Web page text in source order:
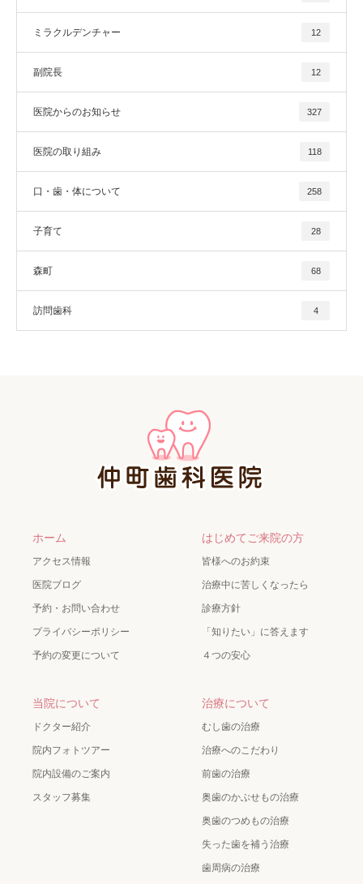
ミラクルデンチャー 12
副院長 12
医院からのお知らせ 327
医院の取り組み 118
口・歯・体について 258
子育て 28
森町 68
訪問歯科 4
ホーム
アクセス情報
医院ブログ
予約・お問い合わせ
プライバシーポリシー
予約の変更について
はじめてご来院の方
皆様へのお約束
治療中に苦しくなったら
診療方針
「知りたい」に答えます
４つの安心
当院について
ドクター紹介
院内フォトツアー
院内設備のご案内
スタッフ募集
治療について
むし歯の治療
治療へのこだわり
前歯の治療
奥歯のかぶせもの治療
奥歯のつめもの治療
失った歯を補う治療
歯周病の治療